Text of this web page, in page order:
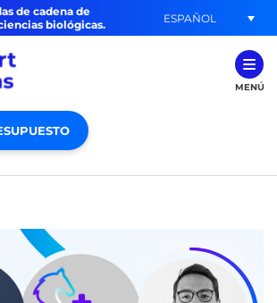
de cadena de
biológicas.
ESPAÑOL
MENÚ